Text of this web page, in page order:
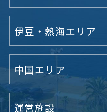
伊豆・熱海エリア
中国エリア
運営施設